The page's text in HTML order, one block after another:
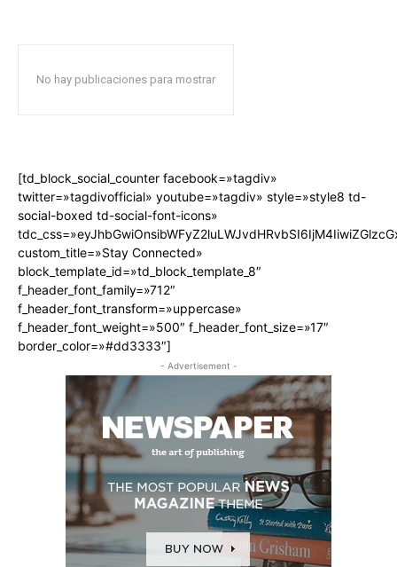
No hay publicaciones para mostrar
[td_block_social_counter facebook=»tagdiv»
twitter=»tagdivofficial» youtube=»tagdiv» style=»style8 td-
social-boxed td-social-font-icons»
custom_title=»Stay Connected»
block_template_id=»td_block_template_8″
f_header_font_family=»712″
f_header_font_transform=»uppercase»
f_header_font_weight=»500″ f_header_font_size=»17″
border_color=»#dd3333″]
- Advertisement -